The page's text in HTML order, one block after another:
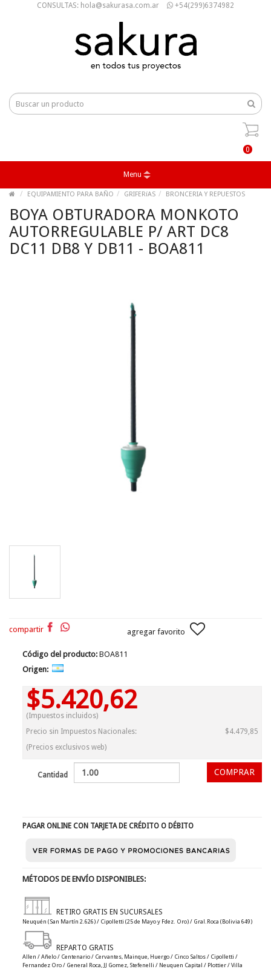
CONSULTAS: hola@sakurasa.com.ar +54(299)6374982
0
Menu
EQUIPAMIENTO PARA BAÑO GRIFERíAS BRONCERIA Y REPUESTOS
BOYA OBTURADORA MONKOTO
AUTORREGULABLE P/ ART DC8
DC11 DB8 Y DB11 - BOA811
compartir agregar favorito
Código del producto: BOA811
Origen:
$5.420,62
(Impuestos incluidos)
Precio sin Impuestos Nacionales:
$4.479,85
(Precios exclusivos web)
Cantidad
PAGAR ONLINE CON TARJETA DE CRÉDITO O DÉBITO
MÉTODOS DE ENVÍO DISPONIBLES:
RETIRO GRATIS EN SUCURSALES
Neuquén (San Martín 2.626) / Cipolletti (25 de Mayo y Fdez. Oro) / Gral.Roca (Bolivia 649)
REPARTO GRATIS
Allen / Añelo / Centenario / Cervantes, Mainque, Huergo / Cinco Saltos / Cipolletti /
Fernandez Oro / General Roca, JJ Gomez, Stefenelli / Neuquen Capital / Plottier / Villa